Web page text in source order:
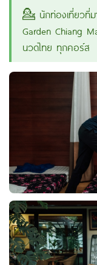
💁 นักท่องเที่ยวที่
Garden Chiang
นวดไทย ทุกคอร์ส